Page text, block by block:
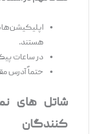
هستند.
در ساعات
حتماً آدرس
شاتل‌ های
‌کنندگان